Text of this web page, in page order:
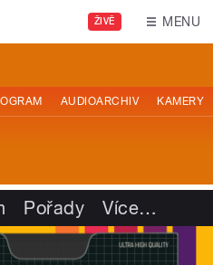
ŽIVĚ MENU
AUDIOARCHIV KAMERY
Pořady Více…